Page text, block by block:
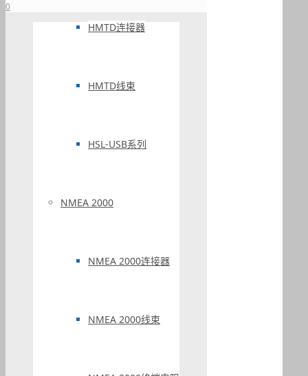
HMTD连接器
HMTD线束
HSL-USB系列
NMEA 2000
NMEA 2000连接器
NMEA 2000线束
0